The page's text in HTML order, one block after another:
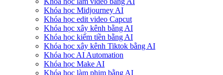
Khóa học Midjourney AI
Khóa học edit video Capcut
Khóa học xây kênh bằng AI
Khóa học kiếm tiền bằng AI
Khóa học xây kênh Tiktok bằng AI
Khóa học AI Automation
Khóa học Make AI
Khóa học làm phim bằng AI